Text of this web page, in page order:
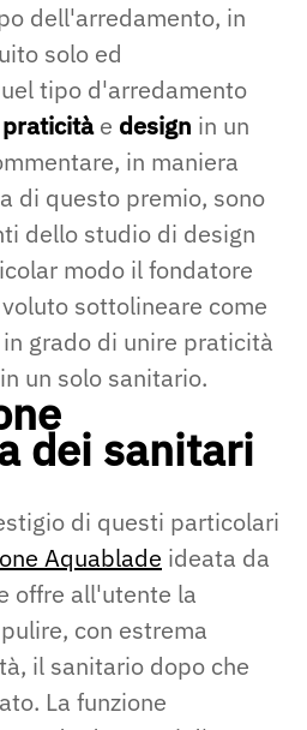
dell'arredamento, in
solo ed
tipo d'arredamento
praticitàe design in un
in maniera
di questo premio, sono
dello studio di design
modo il fondatore
sottolineare come
grado di unire praticità
un solo sanitario.
dei sanitari
di questi particolari
Aquablade ideata da
offre all'utente la
con estrema
il sanitario dopo che
La funzione